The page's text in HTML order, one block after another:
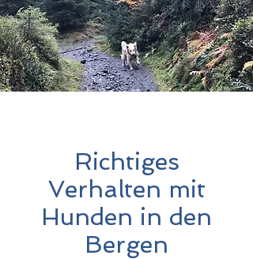
Richtiges
Verhalten mit
Hunden in den
Bergen